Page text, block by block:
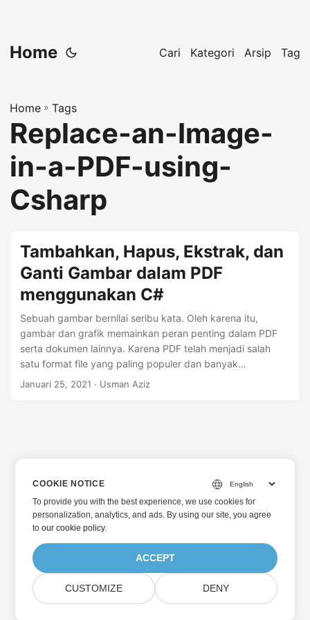
Home Cari Kategori Arsip Tag
Home » Tags
Replace-an-Image-
in-a-PDF-using-
Csharp
Tambahkan, Hapus, Ekstrak, dan
Ganti Gambar dalam PDF
menggunakan C#
Sebuah gambar bernilai seribu kata. Oleh karena itu,
gambar dan grafik memainkan peran penting dalam PDF
serta dokumen lainnya. Karena PDF telah menjadi salah
satu format file yang paling populer dan banyak
digunakan, artikel ini membahas cara memanipulasi
Januari 25, 2021 · Usman Aziz
COOKIE NOTICE
To provide you with the best experience, we use cookies for
personalization, analytics, and ads. By using our site, you agree
toour cookie policy.
ACCEPT
CUSTOMIZE DENY